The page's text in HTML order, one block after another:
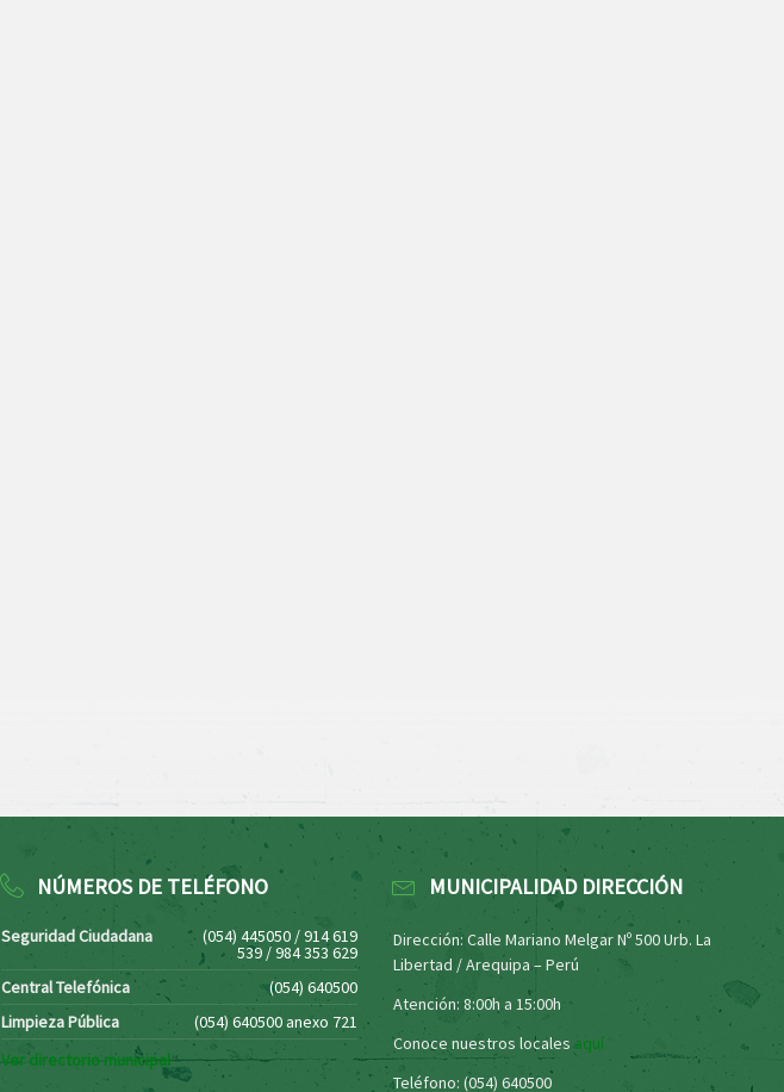
NÚMEROS DE TELÉFONO
Seguridad Ciudadana (054) 445050 / 914 619
539 / 984 353 629
Central Telefónica
(054) 640500
Limpieza Pública
(054) 640500 anexo 721
Ver directorio municipal
MUNICIPALIDAD DIRECCIÓN
Dirección: Calle Mariano Melgar Nº 500 Urb. La
Libertad / Arequipa – Perú
Atención: 8:00h a 15:00h
Conoce nuestros locales aquí
Teléfono: (054) 640500